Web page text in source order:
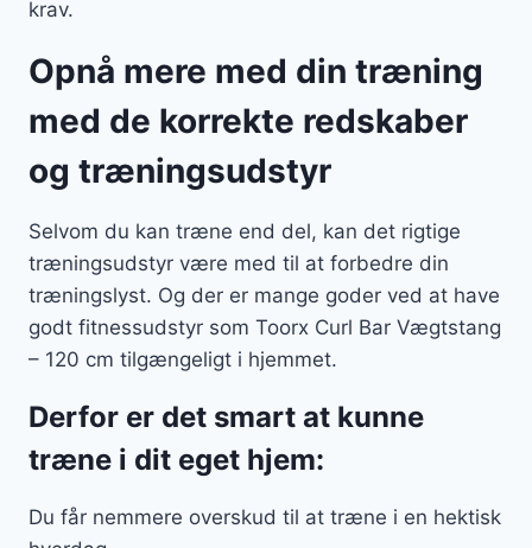
krav.
Opnå mere med din træning
med de korrekte redskaber
og træningsudstyr
Selvom du kan træne end del, kan det rigtige
træningsudstyr være med til at forbedre din
træningslyst. Og der er mange goder ved at have
godt fitnessudstyr som Toorx Curl Bar Vægtstang
– 120 cm tilgængeligt i hjemmet.
Derfor er det smart at kunne
træne i dit eget hjem:
Du får nemmere overskud til at træne i en hektisk